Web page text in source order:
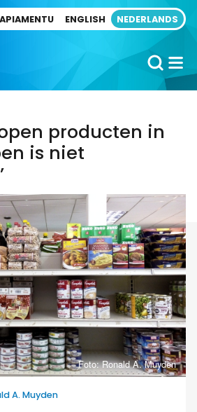
ENGLISH NEDERLANDS
producten in
is niet
Foto: Ronald A. Muyden
A. Muyden